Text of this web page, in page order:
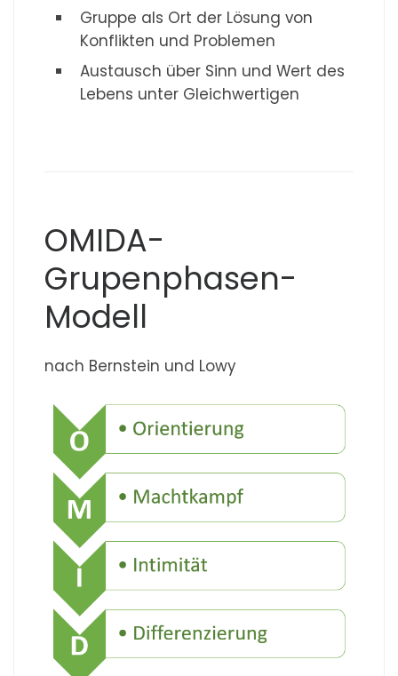
Gruppe als Ort der Lösung von
Konflikten und Problemen
Austausch über Sinn und Wert des
Lebens unter Gleichwertigen
OMIDA-
Grupenphasen-
Modell
nach Bernstein und Lowy